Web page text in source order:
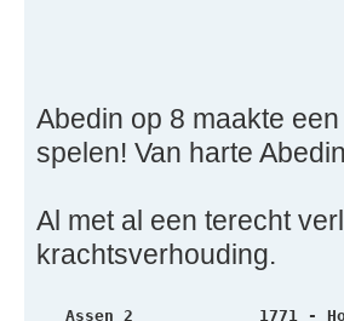
Abedin op 8 maakte
spelen! Van harte
Al met al een terecht
krachtsverhouding.
Assen 2             1771 -